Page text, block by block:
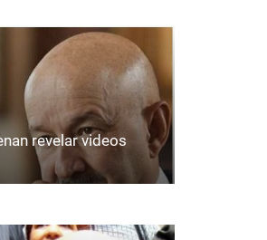
revelar videos